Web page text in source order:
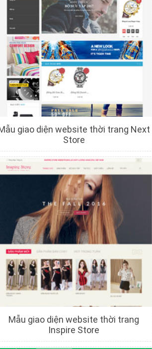
Chi tiết Xem trước
giao diện website thời trang Next
Store
Chi tiết Xem trước
Mẫu giao diện website thời trang
Inspire Store